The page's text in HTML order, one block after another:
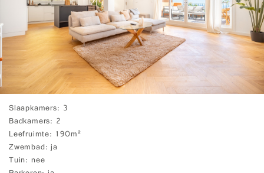
Slaapkamers 3
Badkamers 2
Leefruimte 190m²
Zwembad ja
Tuin nee